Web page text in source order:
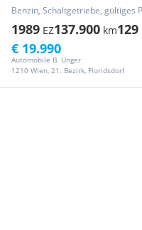
Benzin, Schaltgetriebe, gültiges
1989 EZ137.900 km129
Automobile B. Unger
1210 Wien, 21. Bezirk, Floridsdorf
€ 19.990